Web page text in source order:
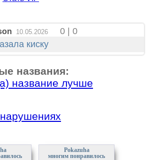
10.05.2026
0 | 0
киску
названия:
название лучше
Pokazuha
многим понравилось